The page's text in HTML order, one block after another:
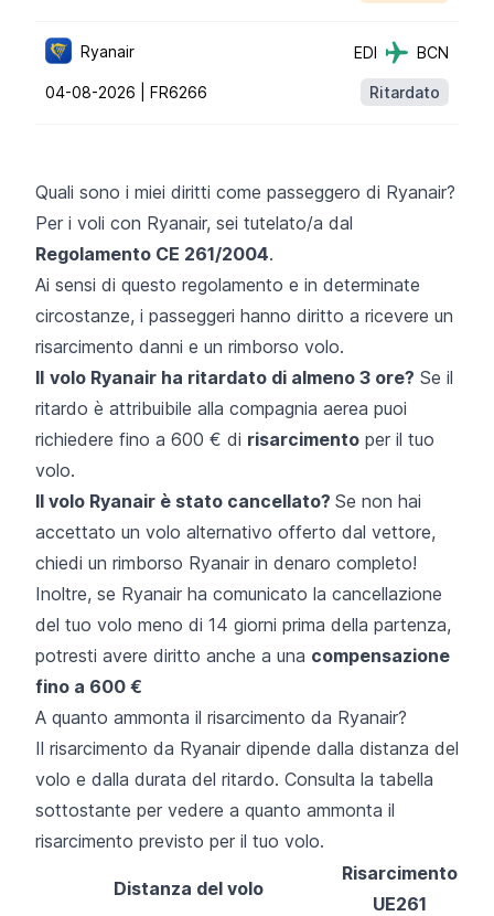
Ryanair EDI BCN
04-08-2026 | FR6266 Ritardato
Quali sono i miei diritti come passeggero di Ryanair?
Per i voli con Ryanair, sei tutelato/a dal
Regolamento CE 261/2004.
Ai sensi di questo regolamento e in determinate
circostanze, i passeggeri hanno diritto a ricevere un
risarcimento danni e un rimborso volo.
Il volo Ryanair ha ritardato di almeno 3 ore? Se il
ritardo è attribuibile alla compagnia aerea puoi
richiedere fino a 600 € di risarcimento per il tuo
volo.
Il volo Ryanair è stato cancellato? Se non hai
accettato un volo alternativo offerto dal vettore,
chiedi un rimborso Ryanair in denaro completo!
Inoltre, se Ryanair ha comunicato la cancellazione
del tuo volo meno di 14 giorni prima della partenza,
potresti avere diritto anche a una compensazione
fino a 600 €
A quanto ammonta il risarcimento da Ryanair?
Il risarcimento da Ryanair dipende dalla distanza del
volo e dalla durata del ritardo. Consulta la tabella
sottostante per vedere a quanto ammonta il
risarcimento previsto per il tuo volo.
Distanza del volo
Risarcimento
UE261